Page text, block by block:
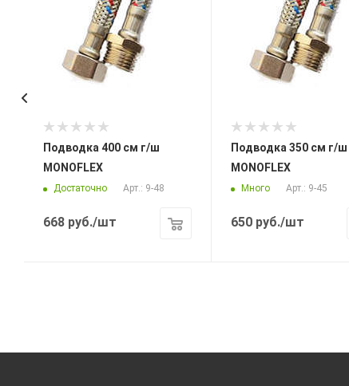
Подводка 400 см г/ш
MONOFLEX
Достаточно Арт.: 9-48
668 руб./шт
Подводка 350 см г/ш
MONOFLEX
Много Арт.: 9-45
650руб./шт